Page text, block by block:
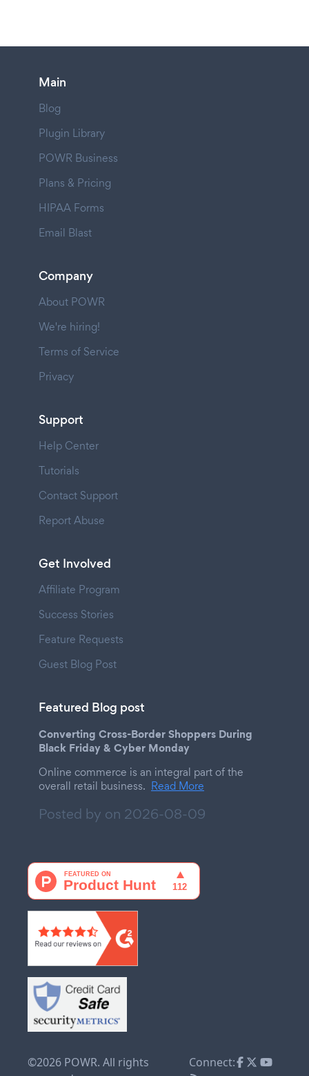
Main
Blog
Plugin Library
POWR Business
Plans & Pricing
HIPAA Forms
Email Blast
Company
About POWR
We're hiring!
Terms of Service
Privacy
Support
Help Center
Tutorials
Contact Support
Report Abuse
Get Involved
Affiliate Program
Success Stories
Feature Requests
Guest Blog Post
Featured Blog post
Converting Cross-Border Shoppers During
Black Friday & Cyber Monday
Online commerce is an integral part of the
overall retail business. Read More
Posted by on 2026-08-09
©2026 POWR. All rights
Connect: